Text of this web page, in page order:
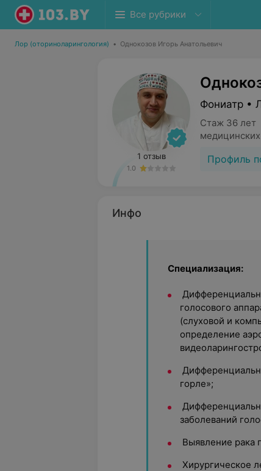
Все рубрики
Лор (оториноларингология) • Однокозов Игорь Анатольевич
1 отзыв
1.0
Фониатр •
Стаж 36 лет
Профиль
Инфо
Специализация:
голосового
(слуховой и
определение
горле»;
заболеваний
Выявление рака
Хирургическое